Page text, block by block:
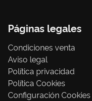
Páginas legales
Condiciones venta
Aviso legal
Política privacidad
Política Cookies
Configuración Cookies